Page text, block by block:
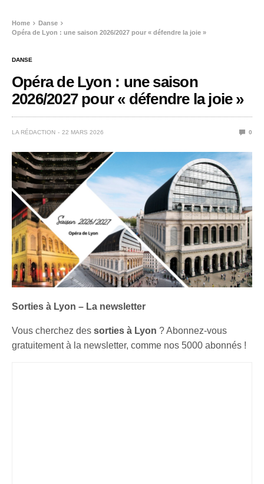
Home
Danse
Opéra de Lyon : une saison 2026/2027 pour « défendre la joie »
DANSE
Opéra de Lyon : une saison
2026/2027 pour « défendre la joie »
LA RÉDACTION 22 MARS 2026 0
Sorties à Lyon – La newsletter
Vous cherchez dessorties à Lyon ? Abonnez-vous
gratuitement à la newsletter, comme nos 5000 abonnés !